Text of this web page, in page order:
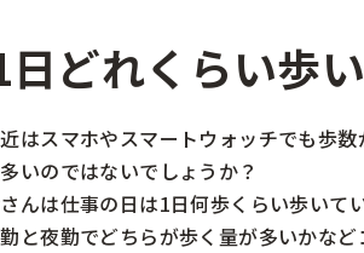
どれくらい歩
はスマホやスマートウォッチでも歩
いのではないでしょうか？
んは仕事の日は1日何歩くらい歩いて
と夜勤でどちらが歩く量が多いかな